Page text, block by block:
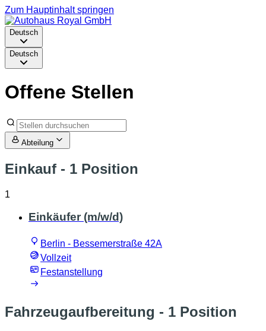
Zum Hauptinhalt springen
Deutsch
Deutsch
Offene Stellen
Abteilung
Einkauf - 1 Position
1
Einkäufer (m/w/d)
Berlin - Bessemerstraße 42A
Vollzeit
Festanstellung
Fahrzeugaufbereitung - 1 Position